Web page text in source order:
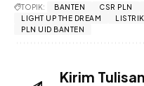
TOPIK: BANTEN CSR PLN
LIGHT UP THE DREAM
PLN UID BANTEN
Kirim Tulisan